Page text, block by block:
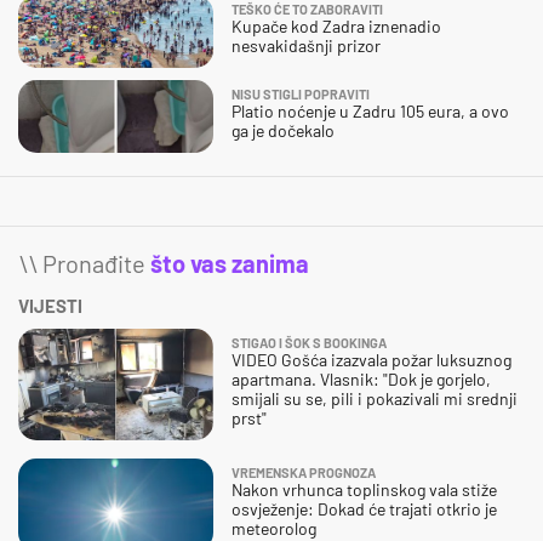
TEŠKO ĆE TO ZABORAVITI
Kupače kod Zadra iznenadio
nesvakidašnji prizor
NISU STIGLI POPRAVITI
Platio noćenje u Zadru 105 eura, a ovo
ga je dočekalo
\\ Pronađite što vas zanima
VIJESTI
STIGAO I ŠOK S BOOKINGA
VIDEO Gošća izazvala požar luksuznog
apartmana. Vlasnik: "Dok je gorjelo,
smijali su se, pili i pokazivali mi srednji
prst"
VREMENSKA PROGNOZA
Nakon vrhunca toplinskog vala stiže
osvježenje: Dokad će trajati otkrio je
meteorolog